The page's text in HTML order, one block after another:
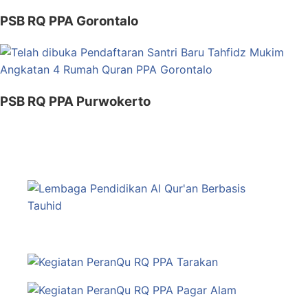
PSB RQ PPA Gorontalo
PSB RQ PPA Purwokerto